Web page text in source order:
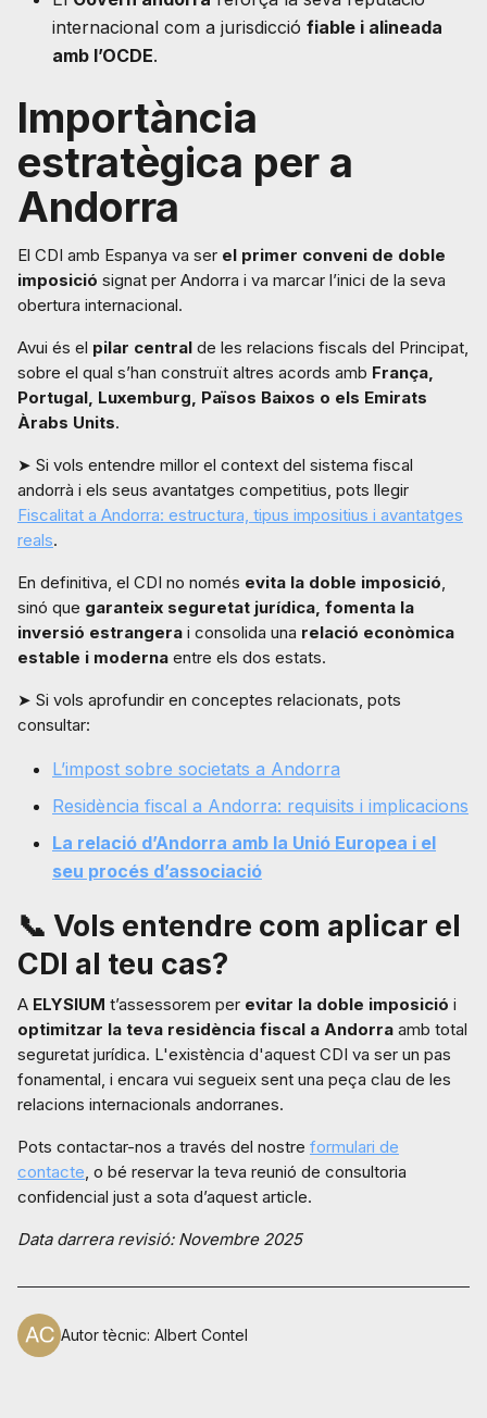
internacional com a jurisdicció fiable i alineada
amb l’OCDE.
Importància
estratègica per a
Andorra
El CDI amb Espanya va ser el primer conveni de doble
imposició signat per Andorra i va marcar l’inici de la seva
obertura internacional.
Avui és el pilar central de les relacions fiscals del Principat,
sobre el qual s’han construït altres acords amb França,
Portugal, Luxemburg, Països Baixos o els Emirats
Àrabs Units.
➤ Si vols entendre millor el context del sistema fiscal
andorrà i els seus avantatges competitius, pots llegir
Fiscalitat a Andorra: estructura, tipus impositius i avantatges
reals.
En definitiva, el CDI no només evita la doble imposició,
sinó que garanteix seguretat jurídica, fomenta la
inversió estrangera i consolida una relació econòmica
estable i moderna entre els dos estats.
➤ Si vols aprofundir en conceptes relacionats, pots
consultar:
L’impost sobre societats a Andorra
Residència fiscal a Andorra: requisits i implicacions
La relació d’Andorra amb la Unió Europea i el
seu procés d’associació
📞 Vols entendre com aplicar el
CDI al teu cas?
A ELYSIUM t’assessorem per evitar la doble imposició i
optimitzar la teva residència fiscal a Andorra amb total
seguretat jurídica. L'existència d'aquest CDI va ser un pas
fonamental, i encara vui segueix sent una peça clau de les
relacions internacionals andorranes.
Pots contactar-nos a través del nostre formulari de
contacte, o bé reservar la teva reunió de consultoria
confidencial just a sota d’aquest article.
Data darrera revisió: Novembre 2025
Autor tècnic: Albert Contel